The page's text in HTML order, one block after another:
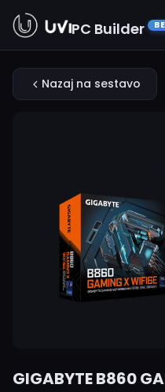
PC Builder
Nazaj na sestavo
GIGABYTE B860